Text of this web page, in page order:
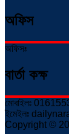
অফিস
অফিসঃ
বার্তা কক্ষ
মোবাইলঃ
ইমেইলঃ
Copyright ©